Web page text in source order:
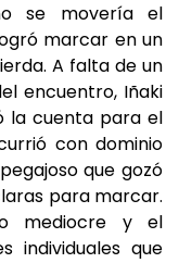
se movería el
marcar en un
A falta de un
encuentro, Iñaki
la cuenta para el
con dominio
que gozó
para marcar.
mediocre y el
individuales que